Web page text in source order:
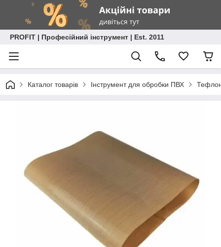
PROFIT | Професійний інструмент | Est. 2011
Каталог товарів Інструмент для обробки ПВХ